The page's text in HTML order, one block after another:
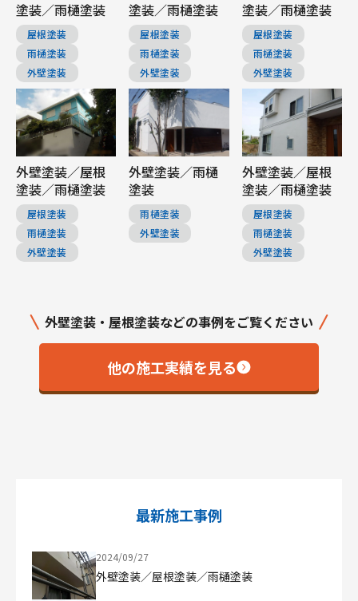
塗装／雨樋塗装
屋根塗装
雨樋塗装
外壁塗装
塗装／雨樋塗装
屋根塗装
雨樋塗装
外壁塗装
塗装／雨樋塗装
屋根塗装
雨樋塗装
外壁塗装
外壁塗装／屋根
塗装／雨樋塗装
屋根塗装
雨樋塗装
外壁塗装
外壁塗装／雨樋
塗装
雨樋塗装
外壁塗装
外壁塗装／屋根
塗装／雨樋塗装
屋根塗装
雨樋塗装
外壁塗装
外壁塗装・屋根塗装などの事例をご覧ください
他の施工実績を見る
最新施工事例
2024/09/27
外壁塗装／屋根塗装／雨樋塗装